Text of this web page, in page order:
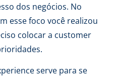
dos negócios. No
esse foco você realizou
colocar a customer
serve para se